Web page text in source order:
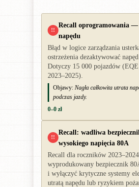
!!
Recall oprogramowania —
napędu
Błąd w logice zarządzania
ostrzeżenia dezaktywować
Dotyczy 15 000 pojazdów
2023–2025).
Objawy: Nagła całkowita utrata
podczas jazdy.
0–0 zł
!!
Recall: wadliwa
wysokiego napięcia 80A
Recall dla roczników
wyprodukowany bezpiecznik
i wyłączyć krytyczne systemy
utratą napędu lub ryzykiem